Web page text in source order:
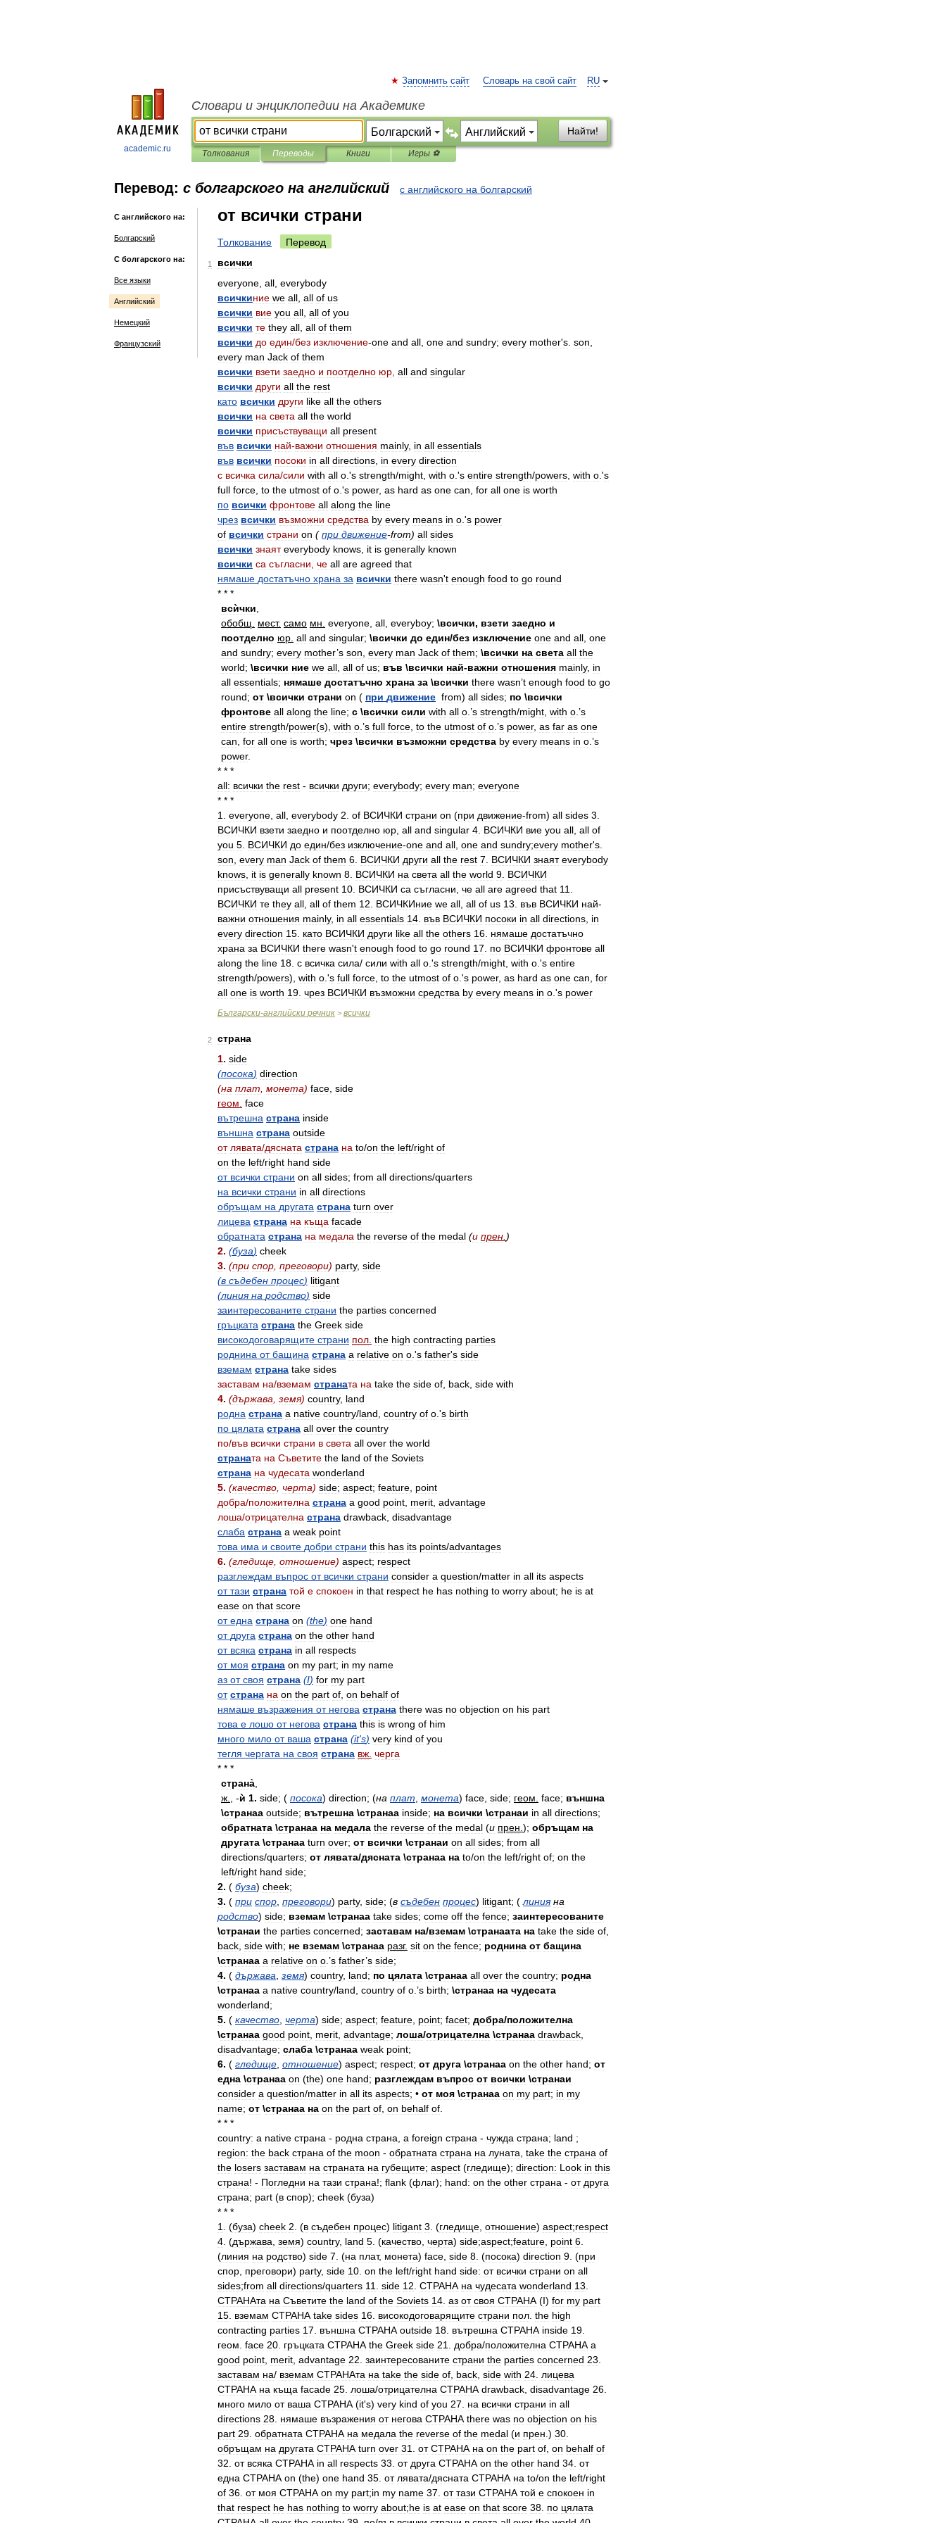
academic.ru
RU
Запомнить сайт Словарь на свой сайт
Словари и энциклопедии на Академике
Найти!
Толкования Переводы Книги Игры ⚽
Перевод: с болгарского на английский с английского на болгарский
С английского на:
Болгарский
С болгарского на:
Все языки
Английский
Немецкий
Французский
от всички страни
Толкование Перевод
1
всички
everyone all everybody
всичкиние we all all of us
всички вие you all all of you
всички те they all all of them
всички до един/без изключение-one and all one and sundry; every mother's son
every man Jack of them
всички взети заедно и поотделно юр all and singular
всички други all the rest
като всички други like all the others
всички на света all the world
всички присъствуващи all present
във всички най-важни отношения mainly, in all essentials
във всички посоки in all directions in every direction
с всичка сила/сили with all o .'s strength/might with o .'s entire strength/powers with o .'s
full force to the utmost of o .'s power, as hard as one can for all one is worth
по всички фронтове all along the line
чрез всички възможни средства by every means in o .'s power
of всички страни on ( при движение-from) all sides
всички знаят everybody knows it is generally known
всички са съгласни че all are agreed that
нямаше достатъчно храна за всички there wasn't enough food to go round
* * *
всѝчки
обобщ
мест. само мн everyone all everyboy; \всички, взети заедно и
поотделно юр all and singular; \всички до един/без изключение one and all one
and sundry; every mother’s son every man Jack of them; \всички на света all the
world; \всички ние we all all of us; във \всички най-важни отношения mainly, in
all essentials; нямаше достатъчно храна за \всички there wasn’t enough food to go
round; от \всички страни on ( при движение from) all sides; по \всички
фронтове all along the line; с \всички сили with all o .’s strength/might with o .’s
entire strength/power(s), with o .’s full force to the utmost of o .’s power, as far as one
can for all one is worth; чрез \всички възможни средства by every means in o .’s
power.
* * *
all: всички the rest - всички други; everybody; every man; everyone
* * *
1
everyone all everybody 2 of ВСИЧКИ страни on (при движение-from) all sides 3
ВСИЧКИ взети заедно и поотделно юр all and singular 4 ВСИЧКИ вие you all all of
you 5 ВСИЧКИ до един/без изключение-one and all one and sundry;every mother's
son every man Jack of them 6 ВСИЧКИ други all the rest 7 ВСИЧКИ знаят everybody
knows it is generally known 8 ВСИЧКИ на света all the world 9 ВСИЧКИ
присъствуващи all present 10 ВСИЧКИ са съгласни че all are agreed that 11
ВСИЧКИ те they all all of them 12 ВСИЧКИние we all all of us 13 във ВСИЧКИ най-
важни отношения mainly, in all essentials 14 във ВСИЧКИ посоки in all directions in
every direction 15 като ВСИЧКИ други like all the others 16 нямаше достатъчно
храна за ВСИЧКИ there wasn't enough food to go round 17 по ВСИЧКИ фронтове all
along the line 18 с всичка сила/ сили with all o .'s strength/might with o .'s entire
strength/powers), with o .'s full force to the utmost of o .'s power, as hard as one can for
all one is worth 19 чрез ВСИЧКИ възможни средства by every means in o .'s power
Български-английски речник > всички
2
страна
1. side
(посока) direction
(на плат монета) face side
геом face
вътрешна страна inside
външна страна outside
от лявата/дясната страна на to/on the left/right of
on the left/right hand side
от всички страни on all sides; from all directions/quarters
на всички страни in all directions
обръщам на другата страна turn over
лицева страна на къща facade
обратната страна на медала the reverse of the medal (и прен )
2. (буза) cheek
3. (при спор преговори) party, side
(в съдебен процес) litigant
(линия на родство) side
заинтересованите страни the parties concerned
гръцката страна the Greek side
високодоговарящите страни пол the high contracting parties
роднина от бащина страна a relative on o .'s father's side
вземам страна take sides
заставам на/вземам страната на take the side of back side with
4. (държава земя) country, land
родна страна a native country/land country of o .'s birth
по цялата страна all over the country
по/във всички страни в света all over the world
страната на Съветите the land of the Soviets
страна на чудесата wonderland
5. (качество черта) side; aspect; feature point
добра/положителна страна a good point merit advantage
лоша/отрицателна страна drawback disadvantage
слаба страна a weak point
това има и своите добри страни this has its points/advantages
6. (гледище отношение) aspect; respect
разглеждам въпрос от всички страни consider a question/matter in all its aspects
от тази страна той е спокоен in that respect he has nothing to worry about; he is at
ease on that score
от една страна on (the) one hand
от друга страна on the other hand
от всяка страна in all respects
от моя страна on my part; in my name
аз от своя страна (I) for my part
от страна на on the part of on behalf of
нямаше възражения от негова страна there was no objection on his part
това е лошо от негова страна this is wrong of him
много мило от ваша страна (it's) very kind of you
тегля чергата на своя страна вж черга
* * *
страна̀
ж
, -ѝ 1. side; ( посока) direction; (на плат монета) face side; геом face; външна
\странаа outside; вътрешна \странаа inside; на всички \странаи in all directions;
обратната \странаа на медала the reverse of the medal (и прен ); обръщам на
другата \странаа turn over; от всички \странаи on all sides; from all
directions/quarters; от лявата/дясната \странаа на to/on the left/right of; on the
left/right hand side;
2. ( буза) cheek;
3. ( при спор преговори) party, side; (в съдебен процес) litigant; ( линия на
родство) side; вземам \странаа take sides; come off the fence; заинтересованите
\странаи the parties concerned; заставам на/вземам \странаата на take the side of
back side with; не вземам \странаа разг. sit on the fence; роднина от бащина
\странаа a relative on o .’s father’s side;
4. ( държава земя) country, land; по цялата \странаа all over the country; родна
\странаа a native country/land country of o .’s birth; \странаа на чудесата
wonderland;
5. ( качество черта) side; aspect; feature point; facet; добра/положителна
\странаа good point merit advantage; лоша/отрицателна \странаа drawback
disadvantage; слаба \странаа weak point;
6. ( гледище отношение) aspect; respect; от друга \странаа on the other hand; от
една \странаа on (the) one hand; разглеждам въпрос от всички \странаи
consider a question/matter in all its aspects; • от моя \странаа on my part; in my
name; от \странаа на on the part of on behalf of
* * *
country: a native страна - родна страна а foreign страна - чужда страна; land ;
region: the back страна of the moon - обратната страна на луната take the страна of
the losers заставам на страната на губещите; aspect (гледище); direction: Look in this
страна! - Погледни на тази страна!; flank (флаг); hand: on the other страна - от друга
страна; part (в спор); cheek (буза)
* * *
1
. (буза) cheek 2 . (в съдебен процес) litigant 3 . (гледище отношение) aspect;respect
4 . (държава земя) country, land 5 . (качество черта) side;aspect;feature point 6
(линия на родство) side 7 . (на плат, монета) face side 8 . (посока) direction 9 . (при
спор преговори) party, side 10 on the left/right hand side: от всички страни on all
sides;from all directions/quarters 11 side 12 СТРАНА на чудесата wonderland 13
СТРАНАта на Съветите the land of the Soviets 14 аз от своя СТРАНА (I) for my part
15 вземам СТРАНА take sides 16 високодоговарящите страни пол the high
contracting parties 17 външна СТРАНА outside 18 вътрешна СТРАНА inside 19
геом face 20 гръцката СТРАНА the Greek side 21 добра/положителна СТРАНА a
good point merit advantage 22 заинтересованите страни the parties concerned 23
заставам на/ вземам СТРАНАта на take the side of back side with 24 лицева
СТРАНА на къща facade 25 лоша/отрицателна СТРАНА drawback disadvantage 26
много мило от ваша СТРАНА (it's) very kind of you 27 на всички страни in all
directions 28 нямаше възражения от негова СТРАНА there was no objection on his
part 29 обратната СТРАНА на медала the reverse of the medal (и прен .) 30
обръщам на другата СТРАНА turn over 31 от СТРАНА на on the part of on behalf of
32 от всяка СТРАНА in all respects 33 от друга СТРАНА on the other hand 34 от
една СТРАНА on (the) one hand 35 от лявата/дясната СТРАНА на to/on the left/right
of 36 от моя СТРАНА on my part;in my name 37 от тази СТРАНА той е спокоен in
that respect he has nothing to worry about;he is at ease on that score 38 по цялата